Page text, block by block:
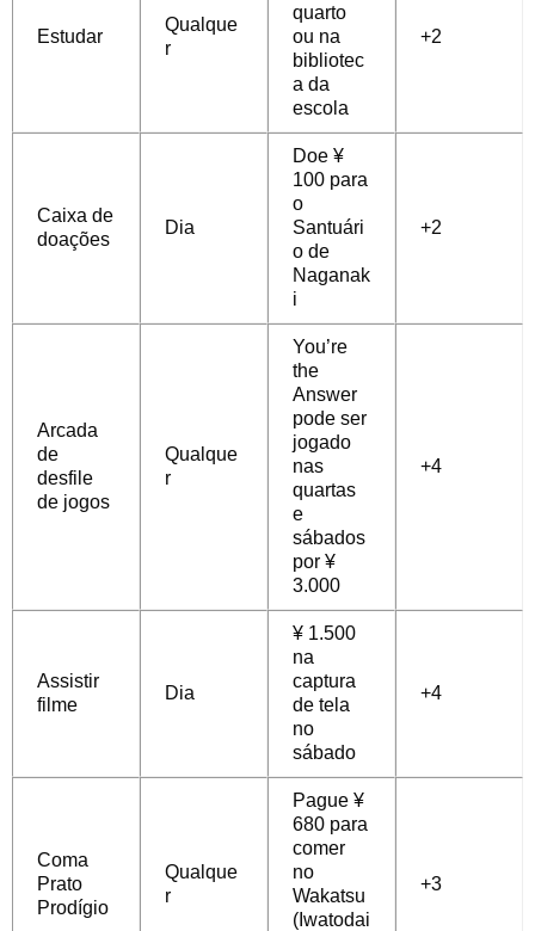
Estudar
Qualque
r
quarto
ou na
bibliotec
a da
escola
+2
Caixa de
doações
Dia
Doe ¥
100 para
o
Santuári
o de
Naganak
i
+2
Arcada
de
desfile
de jogos
Qualque
r
You’re
the
Answer
pode ser
jogado
nas
quartas
e
sábados
por ¥
3.000
+4
Assistir
filme
Dia
¥ 1.500
na
captura
de tela
no
sábado
+4
Coma
Prato
Prodígio
Qualque
r
Pague ¥
680 para
comer
no
Wakatsu
(Iwatodai
+3